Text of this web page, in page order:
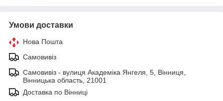
Умови доставки
Нова Пошта
Самовивіз
Самовивіз - вулиця Академіка Янгеля, 5, Вінниця,
Вінницька область, 21001
Доставка по Вінниці